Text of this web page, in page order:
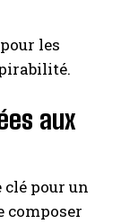
les
aux
pour un
composer